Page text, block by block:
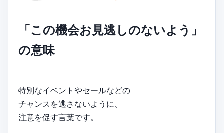
「この機会お見逃しのないよう」
の意味
特別なイベントやセールなどの
チャンスを逃さないように、
注意を促す言葉です。